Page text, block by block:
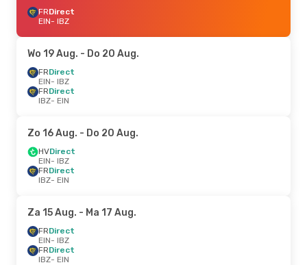
FRDirect
EIN- IBZ
Wo 19 Aug. - Do 20 Aug.
FRDirect
EIN- IBZ
FRDirect
IBZ- EIN
Zo 16 Aug. - Do 20 Aug.
HVDirect
EIN- IBZ
FRDirect
IBZ- EIN
Za 15 Aug. - Ma 17 Aug.
FRDirect
EIN- IBZ
FRDirect
IBZ- EIN